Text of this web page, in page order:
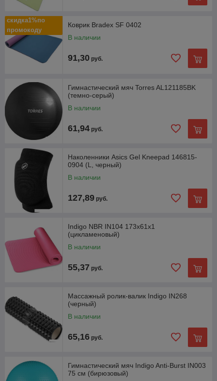
скидка1%по
промокоду
Коврик Bradex SF 0402
В наличии
91,30 руб.
Гимнастический мяч Torres AL121185BK
(темно-серый)
В наличии
61,94 руб.
Наколенники Asics Gel Kneepad 146815-
0904 (L, черный)
В наличии
127,89 руб.
Indigo NBR IN104 173x61x1
(цикламеновый)
В наличии
55,37 руб.
Массажный ролик-валик Indigo IN268
(черный)
В наличии
65,16 руб.
Гимнастический мяч Indigo Anti-Burst IN003
75 см (бирюзовый)